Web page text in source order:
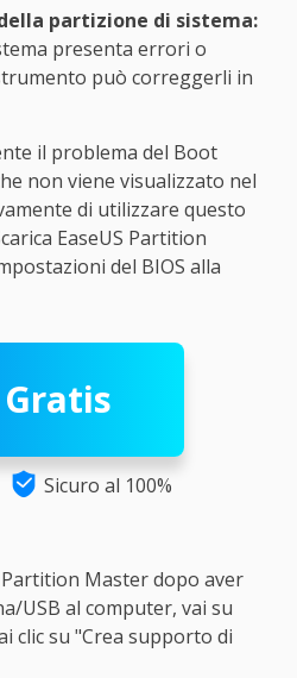
partizione di sistema:
presenta errori o
può correggerli in
il problema del Boot
non viene visualizzato nel
di utilizzare questo
EaseUS Partition
del BIOS alla
 Sicuro al 100%
Partition Master dopo aver
USB al computer, vai su
clic su "Crea supporto di